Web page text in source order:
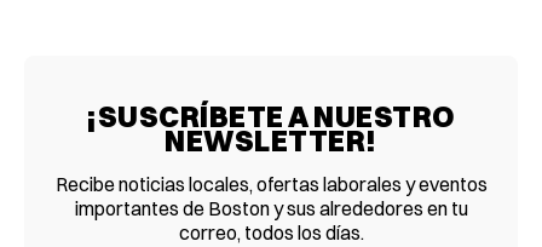
¡SUSCRÍBETE A NUESTRO
NEWSLETTER!
Recibe noticias locales, ofertas laborales y eventos
importantes de Boston y sus alrededores en tu
correo, todos los días.